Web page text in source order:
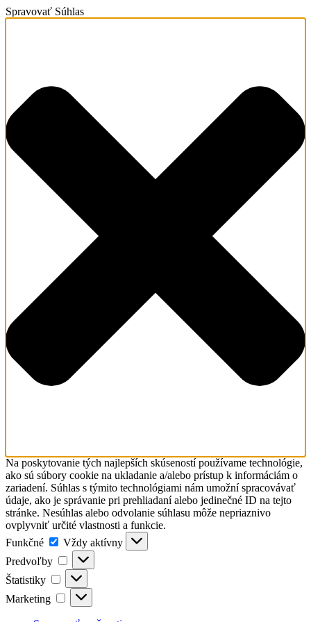
Spravovať Súhlas
Na poskytovanie tých najlepších skúseností používame technológie,
ako sú súbory cookie na ukladanie a/alebo prístup k informáciám o
zariadení. Súhlas s týmito technológiami nám umožní spracovávať
údaje, ako je správanie pri prehliadaní alebo jedinečné ID na tejto
stránke. Nesúhlas alebo odvolanie súhlasu môže nepriaznivo
ovplyvniť určité vlastnosti a funkcie.
Funkčné
Funkčné
Vždy aktívny
Predvoľby
Predvoľby
Štatistiky Štatistiky
Marketing Marketing